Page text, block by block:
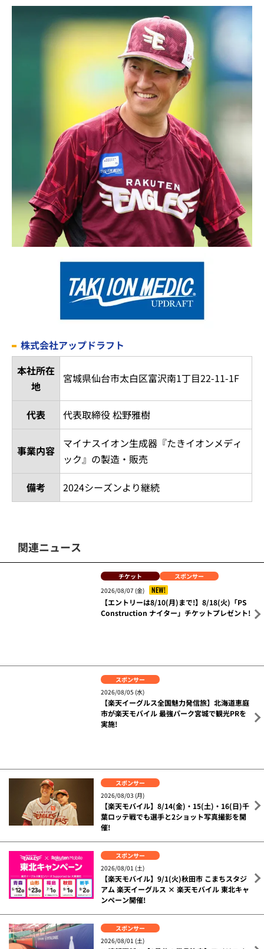
株式会社アップドラフト
本社所在
地
宮城県仙台市太白区富沢南1丁目22-11-1F
代表 代表取締役 松野雅樹
事業内容
マイナスイオン生成器『たきイオンメディ
ック』の製造・販売
備考
2024シーズンより継続
関連ニュース
チケット
スポンサー
2026/08/07 (金)
NEW!
【エントリーは8/10(月)まで!】8/18(火)「PS
Construction ナイター」チケットプレゼント!
【楽天イーグルス全国魅力発信旅】北海道恵庭
市が楽天モバイル 最強パーク宮城で観光PRを
実施!
スポンサー
2026/08/03 (月)
スポンサー
2026/08/01 (土)
【楽天モバイル】9/1(火)秋田市 こまちスタジ
アム 楽天イーグルス × 楽天モバイル 東北キャ
ンペーン開催!
スポンサー
2026/08/01 (土)
※情報更新※【8月分の賞品決定】アイリスオ
ーヤマ レフトホームランゾーンが登場!来場者
にプレゼントが当たる!
スポンサー
ろっけん